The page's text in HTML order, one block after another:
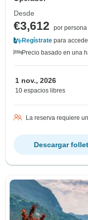
Desde
€3,612
por persona
Regístrate para
Precio basado en una
1 nov., 2026
10 espacios libres
La reserva requiere
Descargar